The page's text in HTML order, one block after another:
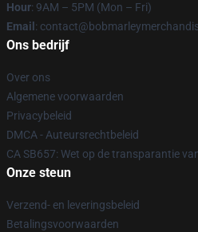
Hour: 9AM – 5PM (Mon – Fri)
Email :
Ons bedrijf
Over ons
Algemene voorwaarden
Privacybeleid
DMCA - Auteursrechtbeleid
CA SB657: Wet op de transparantie
Onze steun
Verzend- en leveringsbeleid
Betalingsvoorwaarden